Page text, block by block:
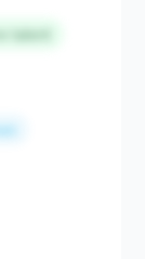
talent